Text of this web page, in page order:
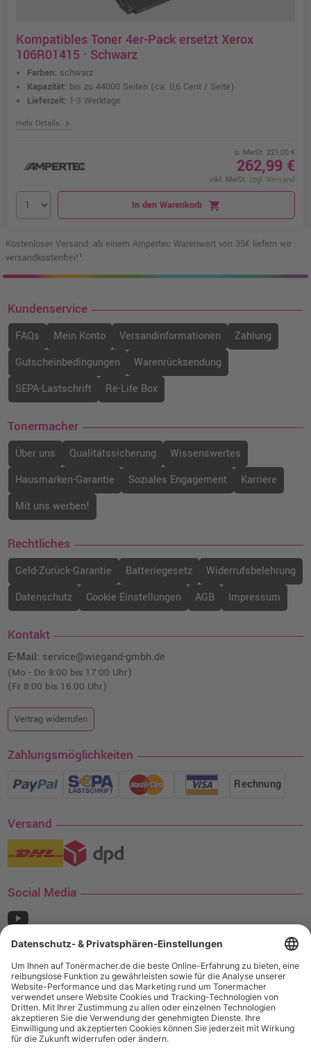
Kompatibles Toner 4er-Pack ersetzt Xerox
106R01415 · Schwarz
Farben: schwarz
Kapazität: bis zu 44000 Seiten (ca. 0,6 Cent / Seite)
Lieferzeit: 1-3 Werktage
mehr Details chevron_right
o. MwSt. 221,00 €
262,99 €
inkl. MwSt. zzgl. Versand
In den Warenkorb shopping_cart
Kostenloser Versand: ab einem Ampertec Warenwert von 35€ liefern wir
versandkostenfrei!¹
Kundenservice
FAQs Mein Konto Versandinformationen
Zahlung
Gutscheinbedingungen
Warenrücksendung
SEPA-Lastschrift
Re-Life Box
Tonermacher
Über uns Qualitätssicherung
Wissenswertes
Hausmarken-Garantie
Soziales Engagement
Karriere
Mit uns werben!
Rechtliches
Geld-Zurück-Garantie Batteriegesetz
Widerrufsbelehrung
Datenschutz
Cookie Einstellungen AGB Impressum
Kontakt
E-Mail: service@wiegand-gmbh.de
(Mo - Do 8:00 bis 17:00 Uhr)
(Fr 8:00 bis 16:00 Uhr)
Vertrag widerrufen
Zahlungsmöglichkeiten
Rechnung
Versand
Social Media
¹ Nur gültig für den Versand innerhalb Deutschlands. Befindet sich ein Warenwert
von mindestens 35€ (inkl. Mwst.) an Ampertec Artikeln in Ihrem Warenkorb, ist der
Versand für Sie kostenfrei.